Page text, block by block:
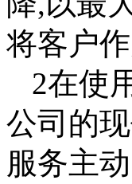
将客户
2在使
公司的
服务主